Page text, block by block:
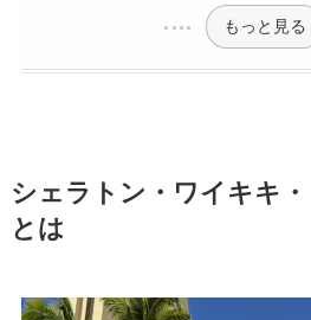
もっと見る
シェラトン・ワイキキ
とは